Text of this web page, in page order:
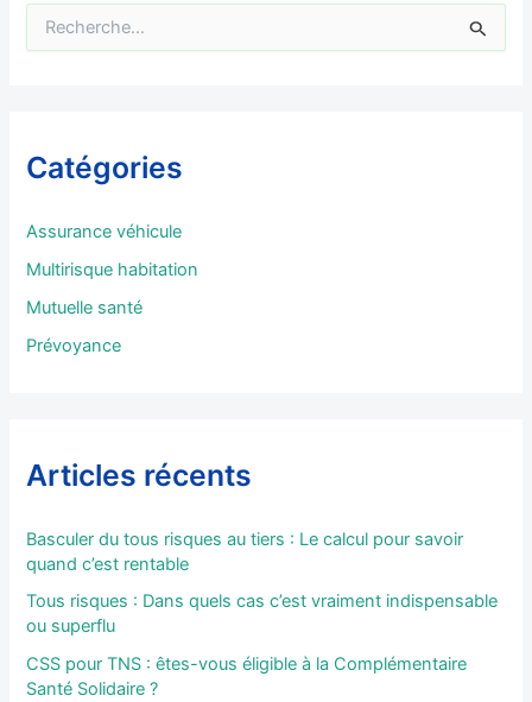
e
c
r
Catégories
Assurance véhicule
Multirisque habitation
Mutuelle santé
Prévoyance
Articles récents
Basculer du tous risques au tiers : Le calcul pour savoir
quand c’est rentable
Tous risques : Dans quels cas c’est vraiment indispensable
ou superflu
CSS pour TNS : êtes-vous éligible à la Complémentaire
Santé Solidaire ?